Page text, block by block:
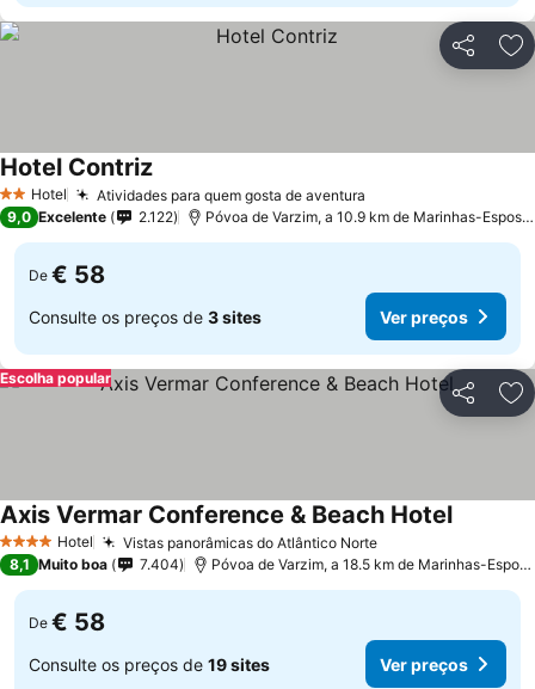
Partilhar
2 Estrelas
Hotel Atividades para quem gosta de aventura
Hotel ContrizVer preços
9,0 Excelente 2.122 Póvoa de Varzim, a 10.9 km de Marinhas-
De € 58
Consulte os preços de 3 sites Ver preços
Partilhar
Escolha popular
4 EstrelasHotel Vistas panorâmicas do Atlântico NorteVer preços
Axis Vermar Conference & Beach HotelVer
8,1 Muito boa 7.404 Póvoa de Varzim, a 18.5 km de Marinhas-
De € 58
Consulte os preços de 19 sites Ver preços